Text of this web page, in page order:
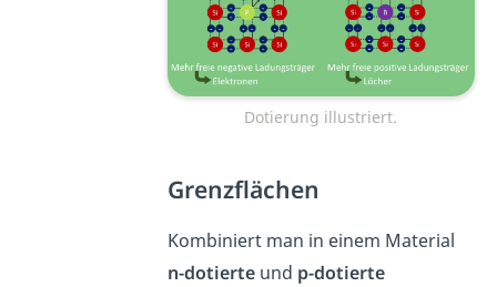
Dotierung illustriert.
Grenzflächen
Kombiniert man in einem Material
n-dotierteund p-dotierte